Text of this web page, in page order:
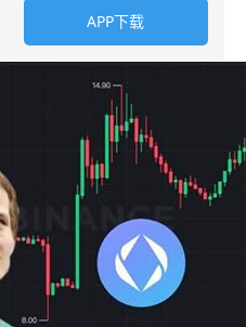
APP下载